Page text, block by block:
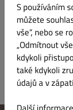
S používáním
můžete
vše“, nebo se
„Odmítnout
kdykoli
také kdykoli
údajů a v